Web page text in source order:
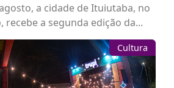
a cidade de Ituiutaba, no
a segunda edição da...
Cultura